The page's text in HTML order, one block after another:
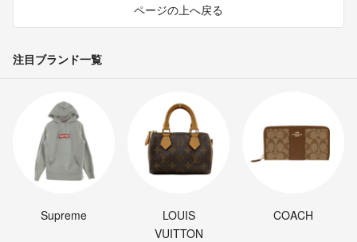
ページの上へ戻る
注目ブランド一覧
Supreme
LOUIS
VUITTON
COACH